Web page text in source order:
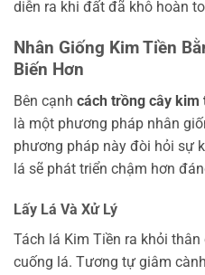
diễn ra khi đất đã khô hoàn
Nhân Giống Kim Tiền
Biến Hơn
Bên cạnh cách trồng cây kim
là một phương pháp nhân
phương pháp này đòi hỏi sự
lá sẽ phát triển chậm hơn
Lấy Lá Và Xử Lý
Tách lá Kim Tiền ra khỏi
cuống lá. Tương tự giâm